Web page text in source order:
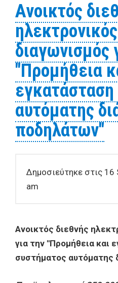
Ανοικτός
ηλεκτρονικός
διαγωνισμός
"Προμήθεια
αυτόματης
ποδηλάτων"
Δημοσιεύτηκε στις
am
Ανοικτός διεθνής
για την "Προμήθεια και
συστήματος αυτόματης